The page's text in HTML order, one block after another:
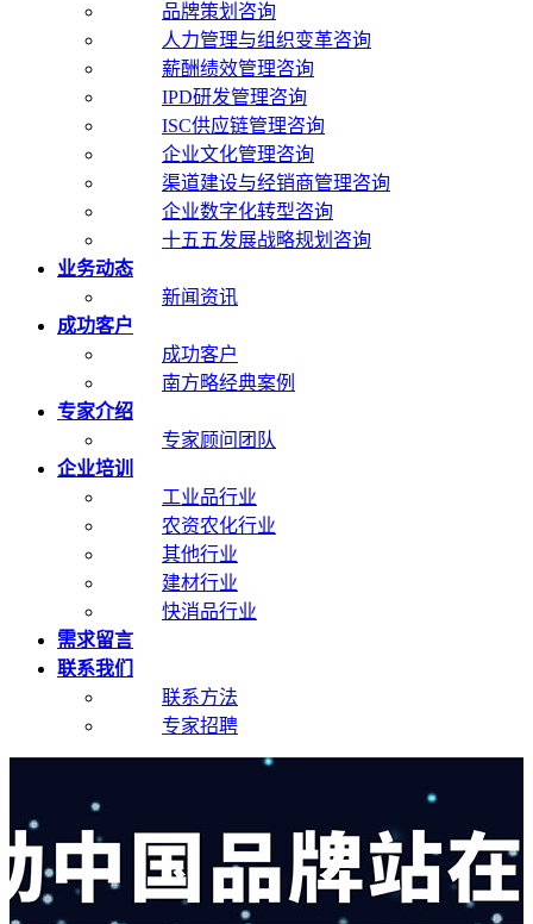
品牌策划咨询
人力管理与组织变革咨询
薪酬绩效管理咨询
IPD研发管理咨询
ISC供应链管理咨询
企业文化管理咨询
渠道建设与经销商管理咨询
企业数字化转型咨询
十五五发展战略规划咨询
业务动态
新闻资讯
成功客户
成功客户
南方略经典案例
专家介绍
专家顾问团队
企业培训
工业品行业
农资农化行业
其他行业
建材行业
快消品行业
需求留言
联系我们
联系方法
专家招聘